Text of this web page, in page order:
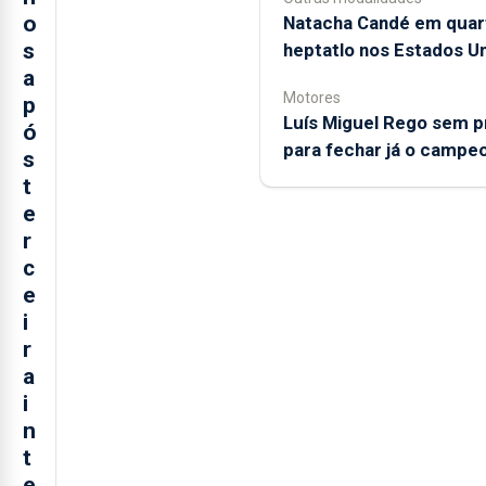
o
s
a
p
ó
s
t
e
r
c
e
i
r
a
i
n
t
Natacha Candé em
heptatlo nos Estados
Motores
Luís Miguel Rego sem
para fechar já o